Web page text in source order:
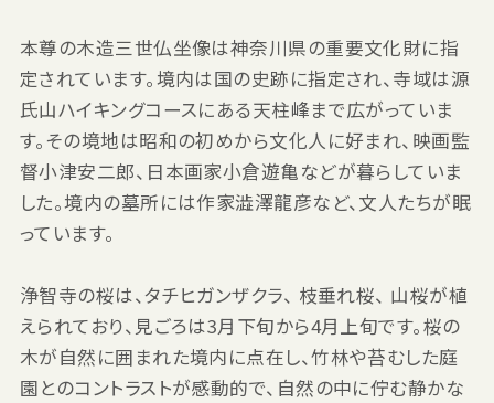
本尊の木造三世仏坐像は神奈川県の重要文化財に指
定されています。境内は国の史跡に指定され、寺域は源
氏山ハイキングコースにある天柱峰まで広がっていま
す。その境地は昭和の初めから文化人に好まれ、映画監
督小津安二郎、日本画家小倉遊亀などが暮らしていま
した。境内の墓所には作家澁澤龍彦など、文人たちが眠
っています。
浄智寺の桜は、タチヒガンザクラ、 枝垂れ桜、 山桜が植
えられており、見ごろは3月下旬から4月上旬です。桜の
木が自然に囲まれた境内に点在し、竹林や苔むした庭
園とのコントラストが感動的で、自然の中に佇む静かな